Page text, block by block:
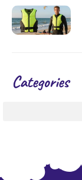
Categories